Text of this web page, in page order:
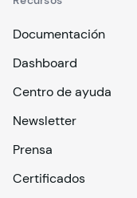
Documentación
Dashboard
Centro de ayuda
Newsletter
Prensa
Certificados